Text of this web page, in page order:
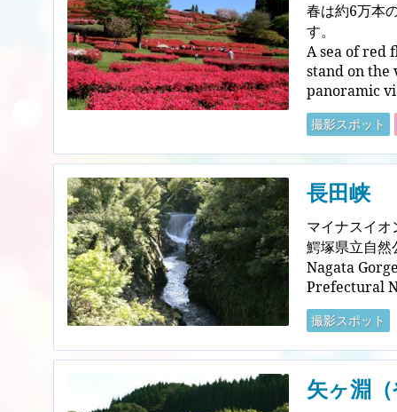
春は約6万本
す。
A sea of red
stand on
panoramic
撮影スポット
長田峡
マイナスイ
鰐塚県立自然
Nagata
Prefectural
撮影スポット
矢ヶ淵